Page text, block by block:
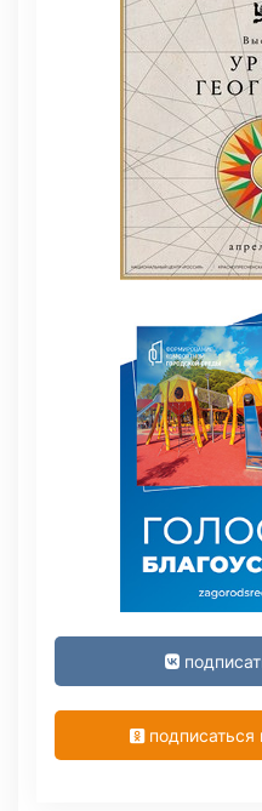
подписаться